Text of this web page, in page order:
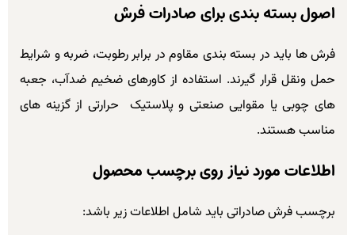
اصول بسته بندی برای صادرات فرش
فرش ها باید در بسته بندی مقاوم در برابر رطوبت، ضربه و شرایط
حمل ونقل قرار گیرند. استفاده از کاورهای ضخیم ضدآب، جعبه
های چوبی یا مقوایی صنعتی و پلاستیک حرارتی از گزینه های
مناسب هستند.
اطلاعات مورد نیاز روی برچسب محصول
برچسب فرش صادراتی باید شامل اطلاعات زیر باشد: